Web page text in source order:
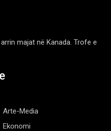
majat në Kanada. Trofe e
Arte-Media
Ekonomi